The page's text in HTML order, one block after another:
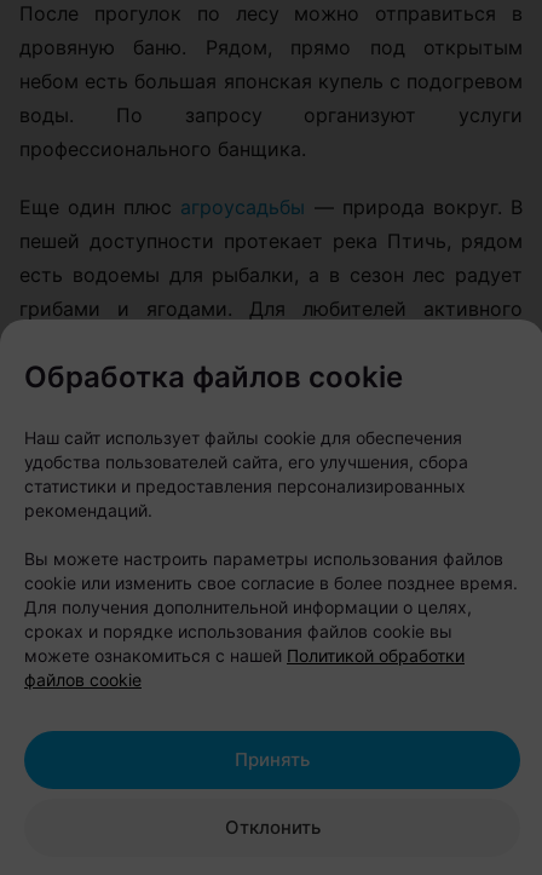
После прогулок по лесу можно отправиться в
дровяную баню. Рядом, прямо под открытым
небом есть большая японская купель с подогревом
воды. По запросу организуют услуги
профессионального банщика.
Еще один плюс агроусадьбы — природа вокруг. В
пешей доступности протекает река Птичь, рядом
есть водоемы для рыбалки, а в сезон лес радует
грибами и ягодами. Для любителей активного
Этим летом хозяева делают особый акцент на
отдых в будние дни. При бронировании усадьбы
стоимость составляет 500 рублей за компанию до
14 человек, а баня и купель уже входят в цену.
Стоимость проживания:
будние дни — 500 рублей;
с пятницы на субботу — 600 рублей;
с субботы на воскресенье — 700
Минская область,
Стародорожский район, деревня
Обработка файлов cookie
Наш сайт использует файлы cookie для обеспечения
удобства пользователей сайта, его улучшения, сбора
статистики и предоставления персонализированных
рекомендаций.
Вы можете настроить параметры использования файлов
cookie или изменить свое согласие в более позднее время.
Для получения дополнительной информации о целях,
сроках и порядке использования файлов cookie вы
можете ознакомиться с нашей Политикой обработки
файлов cookie
Отклонить
Принять